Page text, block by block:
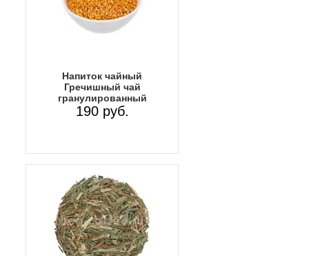
Напиток чайный
Гречишный чай
гранулированный
190 руб.